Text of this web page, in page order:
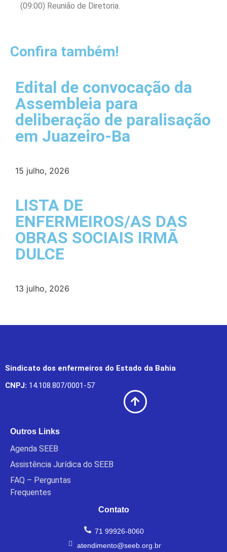
(09:00) Reunião de Diretoria.
Confira também!
Edital de convocação da
Assembleia para
deliberação de paralisação
em Juazeiro-Ba
15 julho, 2026
LISTA DE
ENFERMEIROS/AS DAS
OBRAS SOCIAIS IRMÃ
DULCE
13 julho, 2026
Sindicato dos enfermeiros do Estado da Bahia
CNPJ: 14.108.807/0001-57
Outros Links
Agenda SEEB
Assistência Jurídica do SEEB
FAQ – Perguntas
Frequentes
Contato
71 99926-8060
atendimento@seeb.org.br